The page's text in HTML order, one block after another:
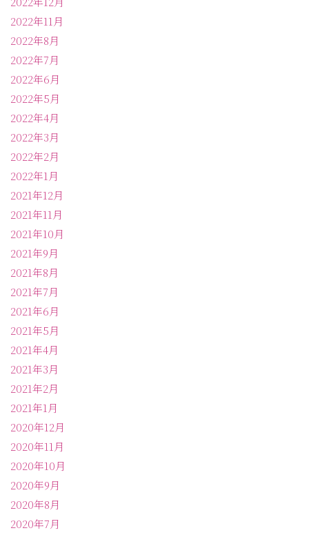
2022年11月
2022年8月
2022年7月
2022年6月
2022年5月
2022年4月
2022年3月
2022年2月
2022年1月
2021年12月
2021年11月
2021年10月
2021年9月
2021年8月
2021年7月
2021年6月
2021年5月
2021年4月
2021年3月
2021年2月
2021年1月
2020年12月
2020年11月
2020年10月
2020年9月
2020年8月
2020年7月